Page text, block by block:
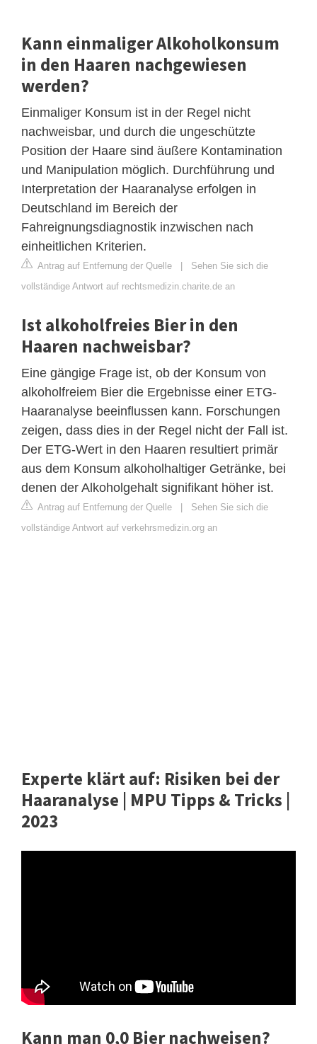
Kann einmaliger Alkoholkonsum
in den Haaren nachgewiesen
werden?
Einmaliger Konsum ist in der Regel nicht
nachweisbar, und durch die ungeschützte
Position der Haare sind äußere Kontamination
und Manipulation möglich. Durchführung und
Interpretation der Haaranalyse erfolgen in
Deutschland im Bereich der
Fahreignungsdiagnostik inzwischen nach
einheitlichen Kriterien.
Antrag auf Entfernung der Quelle
Sehen Sie sich die
vollständige Antwort auf rechtsmedizin.charite.de an
Ist alkoholfreies Bier in den
Haaren nachweisbar?
Eine gängige Frage ist, ob der Konsum von
alkoholfreiem Bier die Ergebnisse einer ETG-
Haaranalyse beeinflussen kann. Forschungen
zeigen, dass dies in der Regel nicht der Fall ist.
Der ETG-Wert in den Haaren resultiert primär
aus dem Konsum alkoholhaltiger Getränke, bei
denen der Alkoholgehalt signifikant höher ist.
Antrag auf Entfernung der Quelle
Sehen Sie sich die
vollständige Antwort auf verkehrsmedizin.org an
Experte klärt auf: Risiken bei der
Haaranalyse | MPU Tipps & Tricks |
2023
Kann man 0,0 Bier nachweisen?